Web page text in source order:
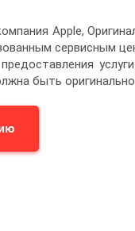
Apple,
сервисным
быть